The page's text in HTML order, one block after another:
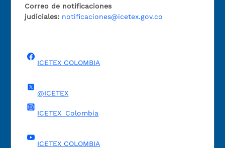
Correo de notificaciones
judiciales: notificaciones@icetex.gov.co
ICETEX COLOMBIA
@ICETEX
ICETEX_Colombia
ICETEX COLOMBIA